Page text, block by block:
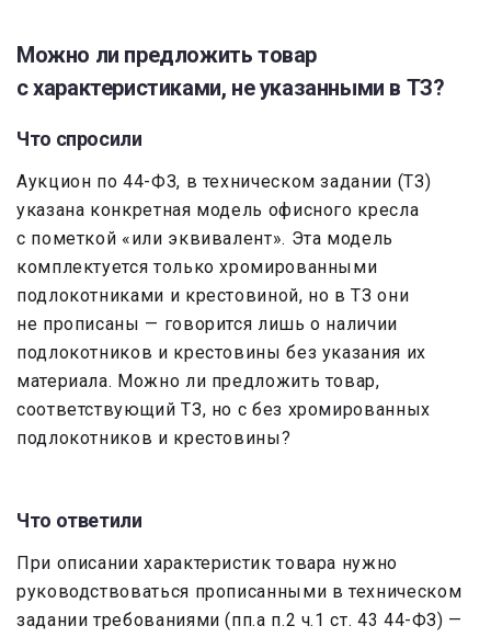
Можно ли предложить товар
с характеристиками, не указанными в ТЗ?
Что спросили
Аукцион по 44-ФЗ, в техническом задании (ТЗ)
указана конкретная модель офисного кресла
с пометкой «или эквивалент». Эта модель
комплектуется только хромированными
подлокотниками и крестовиной, но в ТЗ они
не прописаны — говорится лишь о наличии
подлокотников и крестовины без указания их
материала. Можно ли предложить товар,
соответствующий ТЗ, но с без хромированных
подлокотников и крестовины?
Что ответили
При описании характеристик товара нужно
руководствоваться прописанными в техническом
задании требованиями (пп.а п.2 ч.1 ст. 43 44-ФЗ) —